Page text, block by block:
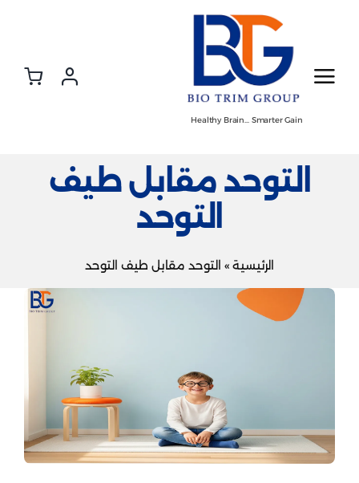
Healthy Brain… Smarter Gain
التوحد مقابل طيف
التوحد
الرئيسية» التوحد مقابل طيف التوحد